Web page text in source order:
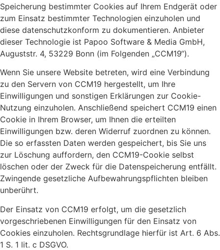
Speicherung bestimmter Cookies auf Ihrem Endgerät oder
zum Einsatz bestimmter Technologien einzuholen und
diese datenschutzkonform zu dokumentieren. Anbieter
dieser Technologie ist Papoo Software & Media GmbH,
Auguststr. 4, 53229 Bonn (im Folgenden „CCM19“).
Wenn Sie unsere Website betreten, wird eine Verbindung
zu den Servern von CCM19 hergestellt, um Ihre
Einwilligungen und sonstigen Erklärungen zur Cookie-
Nutzung einzuholen. Anschließend speichert CCM19 einen
Cookie in Ihrem Browser, um Ihnen die erteilten
Einwilligungen bzw. deren Widerruf zuordnen zu können.
Die so erfassten Daten werden gespeichert, bis Sie uns
zur Löschung auffordern, den CCM19-Cookie selbst
löschen oder der Zweck für die Datenspeicherung entfällt.
Zwingende gesetzliche Aufbewahrungspflichten bleiben
unberührt.
Der Einsatz von CCM19 erfolgt, um die gesetzlich
vorgeschriebenen Einwilligungen für den Einsatz von
Cookies einzuholen. Rechtsgrundlage hierfür ist Art. 6 Abs.
1 S. 1 lit. c DSGVO.